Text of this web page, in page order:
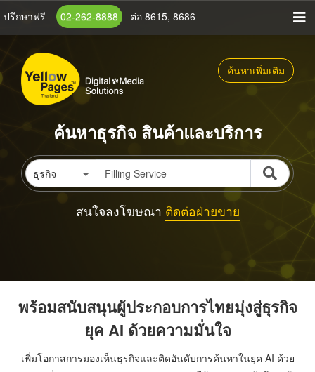
ข้าม
เนื้อหา
หลัก
ปรึกษาฟรี 02-262-8888 ต่อ 8615, 8686
ค้นหาเพิ่มเติม
ค้นหาธุรกิจ สินค้าและบริการ
ธุรกิจ
สนใจลงโฆษณา ติดต่อฝ่ายขาย
พร้อมสนับสนุนผู้ประกอบการไทยมุ่งสู่ธุรกิจ
ยุค AI ด้วยความมั่นใจ
เพิ่มโอกาสการมองเห็นธุรกิจและติดอันดับการค้นหาในยุค AI ด้วย